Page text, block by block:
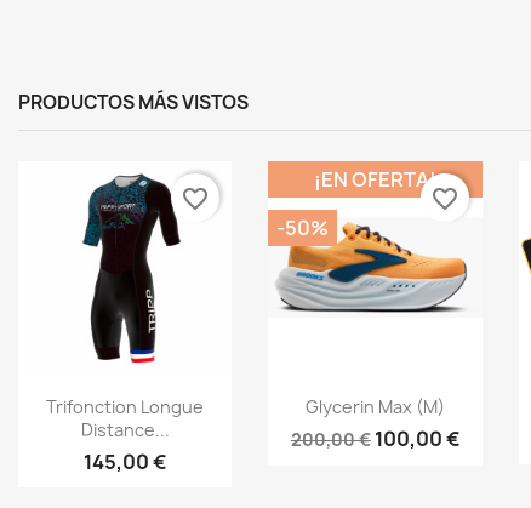
PRODUCTOS MÁS VISTOS
Vista rápida
Trifonction Longue
Distance...
145,00 €
favorite_border
Vista rápida
Glycerin Max (M)
200,00 € 100,00 €
¡EN OFERTA!
-50%
favorite_border